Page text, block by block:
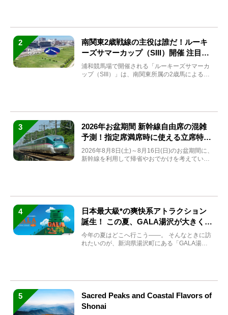
2
南関東2歳戦線の主役は誰だ！ルーキ
ーズサマーカップ（SIII）開催 注目馬
と見どころをチェック
浦和競馬場で開催される「ルーキーズサマーカ
ップ（SIII）」は、南関東所属の2歳馬による注
3
2026年お盆期間 新幹線自由席の混雑
予測！指定席満席時に使える立席特急
券も解説
2026年8月8日(土)～8月16日(日)のお盆期間に、
新幹線を利用して帰省やおでかけを考えている
4
日本最大級*の爽快系アトラクション
誕生！ この夏、GALA湯沢が大きく生
まれ変わる
今年の夏はどこへ行こう――。 そんなときに訪
れたいのが、新潟県湯沢町にある「GALA湯
5
Sacred Peaks and Coastal Flavors of
Shonai